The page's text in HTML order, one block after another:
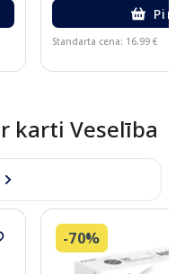
Standarta cena: 16.99 €
karti Veselība
-70%